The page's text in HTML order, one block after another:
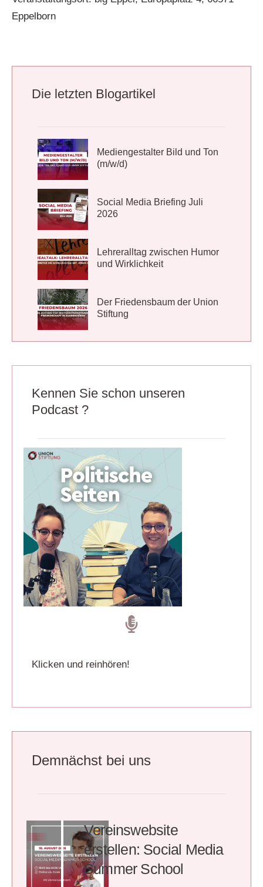
Eppelborn
Die letzten Blogartikel
Mediengestalter Bild und Ton
(m/w/d)
Social Media Briefing Juli
2026
Lehreralltag zwischen Humor
und Wirklichkeit
Der Friedensbaum der Union
Stiftung
Kennen Sie schon unseren
Podcast ?
Klicken und reinhören!
Demnächst bei uns
Vereinswebsite
erstellen: Social Media
Summer School